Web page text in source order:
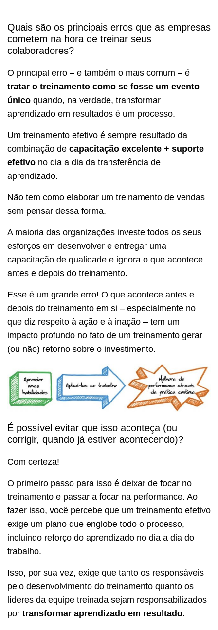
Quais são os principais erros que as empresas
cometem na hora de treinar seus
colaboradores?
O principal erro – e também o mais comum – é
tratar o treinamento como se fosse um evento
único quando, na verdade, transformar
aprendizado em resultados é um processo.
Um treinamento efetivo é sempre resultado da
combinação de capacitação excelente + suporte
efetivo no dia a dia da transferência de
aprendizado.
Não tem como elaborar um treinamento de vendas
sem pensar dessa forma.
A maioria das organizações investe todos os seus
esforços em desenvolver e entregar uma
capacitação de qualidade e ignora o que acontece
antes e depois do treinamento.
Esse é um grande erro! O que acontece antes e
depois do treinamento em si – especialmente no
que diz respeito à ação e à inação – tem um
impacto profundo no fato de um treinamento gerar
(ou não) retorno sobre o investimento.
É possível evitar que isso aconteça (ou
corrigir, quando já estiver acontecendo)?
Com certeza!
O primeiro passo para isso é deixar de focar no
treinamento e passar a focar na performance. Ao
fazer isso, você percebe que um treinamento efetivo
exige um plano que englobe todo o processo,
incluindo reforço do aprendizado no dia a dia do
trabalho.
Isso, por sua vez, exige que tanto os responsáveis
pelo desenvolvimento do treinamento quanto os
líderes da equipe treinada sejam responsabilizados
por transformar aprendizado em resultado.